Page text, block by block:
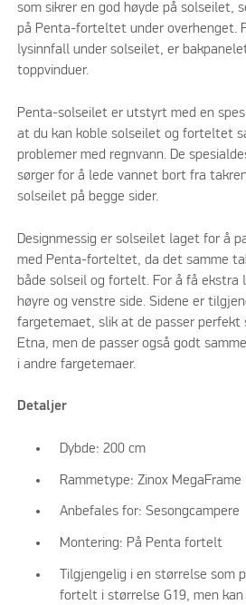
som sikrer en god høyde på solseilet,
på Penta-forteltet under overhenget.
lysinnfall under solseilet, er
toppvinduer.
Penta-solseilet er utstyrt med en
at du kan koble solseilet og forteltet
problemer med regnvann. De
sørger for å lede vannet bort fra
solseilet på begge sider.
Designmessig er solseilet laget for å
med Penta-forteltet, da det samme
både solseil og fortelt. For å få ekstra
høyre og venstre side. Sidene er
fargetemaet, slik at de passer perfekt
Etna, men de passer også godt
i andre fargetemaer.
Detaljer
Dybde: 200 cm
Rammetype: Zinox MegaFrame
Anbefales for: Sesongcampere
Montering: På Penta fortelt
Tilgjengelig i en størrelse som
fortelt i størrelse G19, men